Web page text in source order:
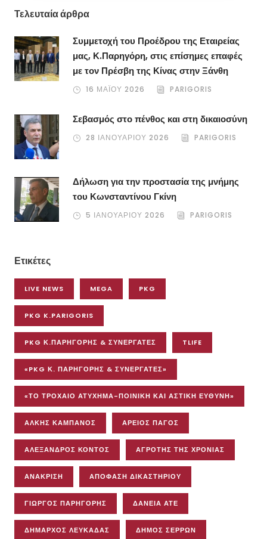
Τελευταία άρθρα
Συμμετοχή του Προέδρου της Εταιρείας
μας, Κ.Παρηγόρη, στις επίσημες επαφές
με τον Πρέσβη της Κίνας στην Ξάνθη
16 ΜΑΪ́ΟΥ 2026 PARIGORIS
Σεβασμός στο πένθος και στη δικαιοσύνη
28 ΙΑΝΟΥΑΡΊΟΥ 2026 PARIGORIS
Δήλωση για την προστασία της μνήμης
του Κωνσταντίνου Γκίνη
5 ΙΑΝΟΥΑΡΊΟΥ 2026 PARIGORIS
Ετικέτες
LIVE NEWS MEGA PKG
PKG K.PARIGORIS
PKG Κ.ΠΑΡΗΓΟΡΗΣ & ΣΥΝΕΡΓΑΤΕΣ TLIFE
«PKG Κ. ΠΑΡΗΓΟΡΗΣ & ΣΥΝΕΡΓΑΤΕΣ»
«ΤΟ ΤΡΟΧΑΊΟ ΑΤΎΧΗΜΑ-ΠΟΙΝΙΚΉ ΚΑΙ ΑΣΤΙΚΉ ΕΥΘΎΝΗ»
ΆΛΚΗΣ ΚΑΜΠΑΝΌΣ ΆΡΕΙΟΣ ΠΆΓΟΣ
ΑΛΕΞΑΝΔΡΟΣ ΚΟΝΤΟΣ ΑΓΡΌΤΗΣ ΤΗΣ ΧΡΟΝΙΆΣ
ΑΝΆΚΡΙΣΗ ΑΠΌΦΑΣΗ ΔΙΚΑΣΤΗΡΊΟΥ
ΓΙΏΡΓΟΣ ΠΑΡΗΓΌΡΗΣ ΔΆΝΕΙΑ ΑΤΕ
ΔΉΜΑΡΧΟΣ ΛΕΥΚΆΔΑΣ ΔΉΜΟΣ ΣΕΡΡΏΝ